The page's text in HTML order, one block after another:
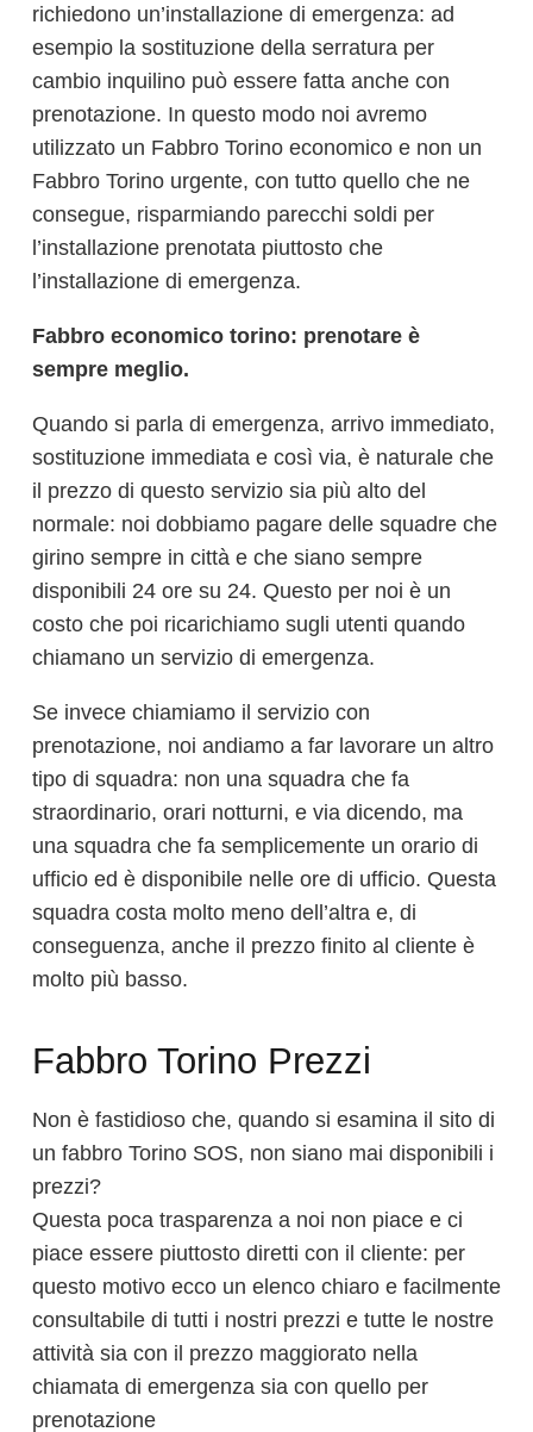
richiedono un’installazione di emergenza: ad
esempio la sostituzione della serratura per
cambio inquilino può essere fatta anche con
prenotazione. In questo modo noi avremo
utilizzato un Fabbro Torino economico e non un
Fabbro Torino urgente, con tutto quello che ne
consegue, risparmiando parecchi soldi per
l’installazione prenotata piuttosto che
l’installazione di emergenza.
Fabbro economico torino: prenotare è
sempre meglio.
Quando si parla di emergenza, arrivo immediato,
sostituzione immediata e così via, è naturale che
il prezzo di questo servizio sia più alto del
normale: noi dobbiamo pagare delle squadre che
girino sempre in città e che siano sempre
disponibili 24 ore su 24. Questo per noi è un
costo che poi ricarichiamo sugli utenti quando
chiamano un servizio di emergenza.
Se invece chiamiamo il servizio con
prenotazione, noi andiamo a far lavorare un altro
tipo di squadra: non una squadra che fa
straordinario, orari notturni, e via dicendo, ma
una squadra che fa semplicemente un orario di
ufficio ed è disponibile nelle ore di ufficio. Questa
squadra costa molto meno dell’altra e, di
conseguenza, anche il prezzo finito al cliente è
molto più basso.
Fabbro Torino Prezzi
Non è fastidioso che, quando si esamina il sito di
un fabbro Torino SOS, non siano mai disponibili i
prezzi?
Questa poca trasparenza a noi non piace e ci
piace essere piuttosto diretti con il cliente: per
questo motivo ecco un elenco chiaro e facilmente
consultabile di tutti i nostri prezzi e tutte le nostre
attività sia con il prezzo maggiorato nella
chiamata di emergenza sia con quello per
prenotazione